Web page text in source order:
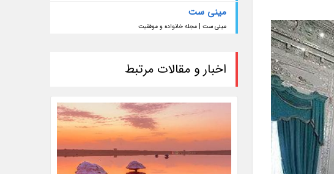
مینی ست
مینی ست | مجله خانواده و موفقیت
اخبار و مقالات مرتبط